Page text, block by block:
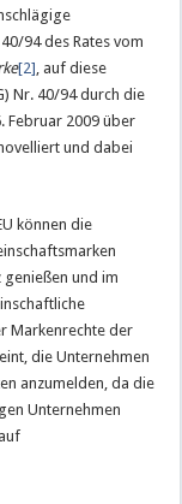
94 des Rates vom
[2], auf diese
Nr. 40/94 durch die
Februar 2009 über
und dabei
können die
genießen und im
Markenrechte der
die Unternehmen
anzumelden, da die
Unternehmen